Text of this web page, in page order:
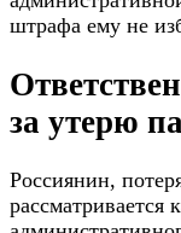
штрафа ему не
за утерю
Россиянин,
рассматривается